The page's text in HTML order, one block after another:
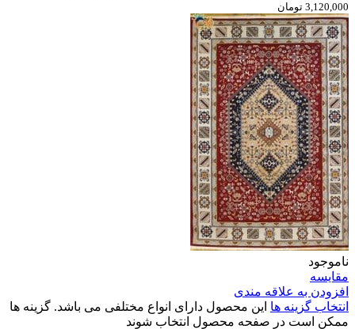
3,120,000 تومان
ناموجود
مقایسه
افزودن به علاقه مندی
انتخاب گزینه ها این محصول دارای انواع مختلفی می باشد. گزینه ها
ممکن است در صفحه محصول انتخاب شوند